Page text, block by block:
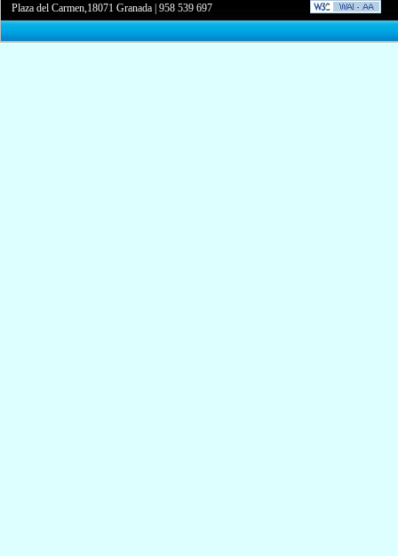
Plaza del Carmen,18071 Granada |958 539 697